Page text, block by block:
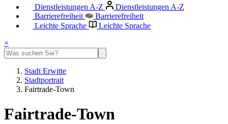
Dienstleistungen A-Z
Dienstleistungen A-Z
Barrierefreiheit
Barrierefreiheit
Leichte Sprache
Leichte Sprache
×
Stadt Erwitte
Stadtportrait
Fairtrade-Town
Fairtrade-Town